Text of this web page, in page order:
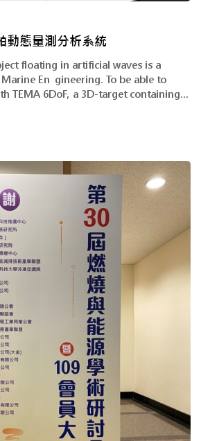
動態量測分析系統
floating in artificial waves is a
Engineering. To be able to
TEMA 6DoF, a 3D-target containing